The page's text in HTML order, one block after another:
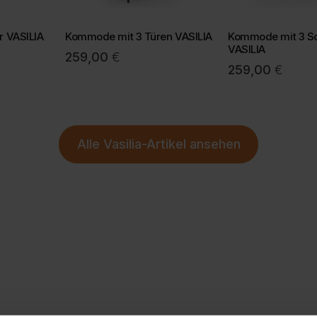
VASILIA Kommode mit 3 Türen VASILIA
259,00 €
Kommode mit 3
VASILIA
259,00 €
Alle Vasilia-Artikel ansehen